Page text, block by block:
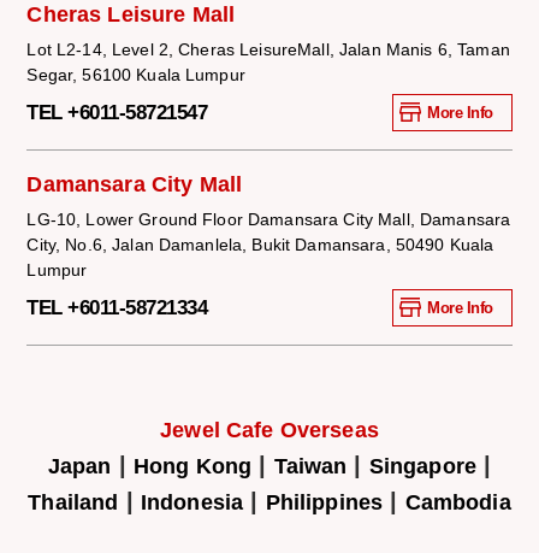
Cheras Leisure Mall
Lot L2-14, Level 2, Cheras LeisureMall, Jalan Manis 6, Taman
Segar, 56100 Kuala Lumpur
TEL +6011-58721547 More Info
Damansara City Mall
LG-10, Lower Ground Floor Damansara City Mall, Damansara
City, No.6, Jalan Damanlela, Bukit Damansara, 50490 Kuala
Lumpur
TEL +6011-58721334 More Info
Jewel Cafe Overseas
Japan
Hong Kong Taiwan Singapore
Thailand Indonesia Philippines Cambodia